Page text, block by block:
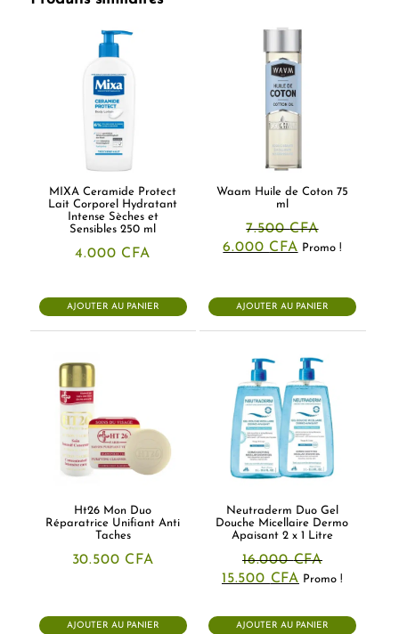
MIXA Ceramide Protect
Lait Corporel Hydratant
Intense Sèches et
Sensibles 250 ml
4.000 CFA
AJOUTER AU PANIER
Waam Huile de Coton 75
ml
7.500CFA
Le
7.500 CFA.
6.000 CFA Le
6.000 CFA.
Promo !
AJOUTER AU PANIER
Ht26 Mon Duo
Réparatrice Unifiant Anti
Taches
30.500 CFA
AJOUTER AU PANIER
Neutraderm Duo Gel
Douche Micellaire Dermo
Apaisant 2 x 1 Litre
16.000CFA
Le
était :
15.500 CFA Le
est :
Promo !
AJOUTER AU PANIER